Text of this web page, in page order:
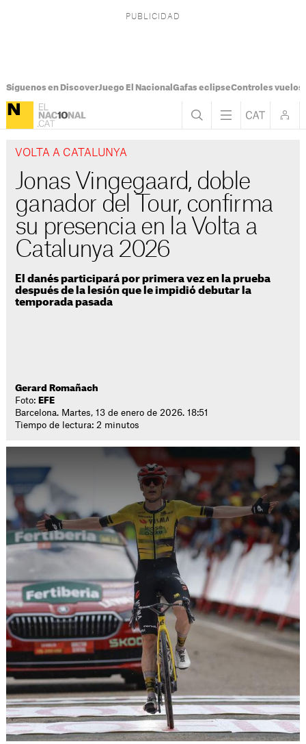
Síguenos en DiscoverJuego El Nacional Gafas eclipseControles vuelos
VOLTA A CATALUNYA
Jonas Vingegaard, doble
ganador del Tour, confirma
su presencia en la Volta a
Catalunya 2026
El danés participará por primera vez en la prueba
después de la lesión que le impidió debutar la
temporada pasada
Gerard Romañach
Foto: EFE
Barcelona. Martes, 13 de enero de 2026. 18:51
Tiempo de lectura: 2 minutos